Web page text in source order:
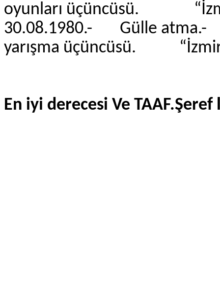
oyunları üçüncüsü.
30.08.1980.- Gülle
yarışma üçüncüsü.
En iyi derecesi Ve